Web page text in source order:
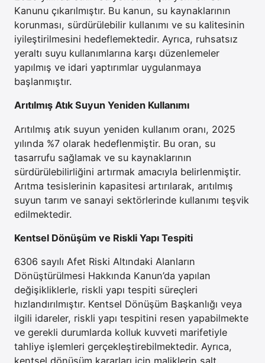
Kanunu çıkarılmıştır. Bu kanun, su kaynaklarının
korunması, sürdürülebilir kullanımı ve su kalitesinin
iyileştirilmesini hedeflemektedir. Ayrıca, ruhsatsız
yeraltı suyu kullanımlarına karşı düzenlemeler
yapılmış ve idari yaptırımlar uygulanmaya
başlanmıştır.
Arıtılmış Atık Suyun Yeniden Kullanımı
Arıtılmış atık suyun yeniden kullanım oranı, 2025
yılında %7 olarak hedeflenmiştir. Bu oran, su
tasarrufu sağlamak ve su kaynaklarının
sürdürülebilirliğini artırmak amacıyla belirlenmiştir.
Arıtma tesislerinin kapasitesi artırılarak, arıtılmış
suyun tarım ve sanayi sektörlerinde kullanımı teşvik
edilmektedir.
Kentsel Dönüşüm ve Riskli Yapı Tespiti
6306 sayılı Afet Riski Altındaki Alanların
Dönüştürülmesi Hakkında Kanun’da yapılan
değişikliklerle, riskli yapı tespiti süreçleri
hızlandırılmıştır. Kentsel Dönüşüm Başkanlığı veya
ilgili idareler, riskli yapı tespitini resen yapabilmekte
ve gerekli durumlarda kolluk kuvveti marifetiyle
tahliye işlemleri gerçekleştirebilmektedir. Ayrıca,